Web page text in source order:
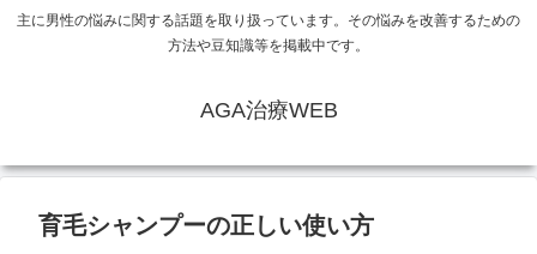
主に男性の悩みに関する話題を取り扱っています。その悩みを改善するための
方法や豆知識等を掲載中です。
AGA治療WEB
育毛シャンプーの正しい使い方